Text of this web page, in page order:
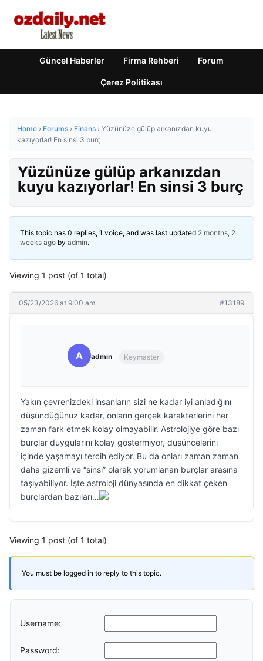
Güncel Haberler Firma Rehberi Forum
Çerez Politikası
Home › Forums › Finans › Yüzünüze gülüp arkanızdan kuyu
kazıyorlar! En sinsi 3 burç
Yüzünüze gülüp arkanızdan
kuyu kazıyorlar! En sinsi 3 burç
This topic has 0 replies, 1 voice, and was last updated 2 months, 2
weeks ago by admin.
Viewing 1 post (of 1 total)
05/23/2026 at 9:00 am #13189
A admin Keymaster
Yakın çevrenizdeki insanların sizi ne kadar iyi anladığını
düşündüğünüz kadar, onların gerçek karakterlerini her
zaman fark etmek kolay olmayabilir. Astrolojiye göre bazı
burçlar duygularını kolay göstermiyor, düşüncelerini
içinde yaşamayı tercih ediyor. Bu da onları zaman zaman
daha gizemli ve “sinsi” olarak yorumlanan burçlar arasına
taşıyabiliyor. İşte astroloji dünyasında en dikkat çeken
burçlardan bazıları…
Viewing 1 post (of 1 total)
You must be logged in to reply to this topic.
Username:
Password: